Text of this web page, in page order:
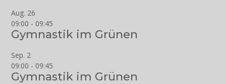
Aug. 26
09:00 - 09:45
Gymnastik im Grünen
Sep. 2
09:00 - 09:45
Gymnastik im Grünen